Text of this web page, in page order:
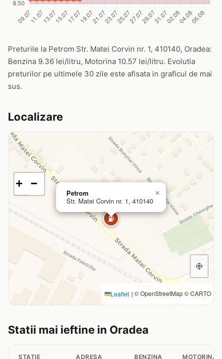
Preturile la Petrom Str. Matei Corvin nr. 1, 410140, Oradea:
Benzina 9.36 lei/litru, Motorina 10.57 lei/litru. Evolutia
preturilor pe ultimele 30 zile este afisata in graficul de mai
sus.
Localizare
⛽
Petrom
Str. Matei Corvin nr. 1, 410140
×
+ −
Leaflet | © OpenStreetMap © CARTO
Statii mai ieftine in Oradea
STATIE ADRESA BENZINA MOTORINA